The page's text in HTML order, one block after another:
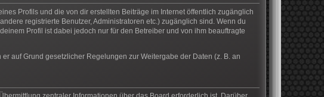
Profils und die von dir erstellten Beiträge im Internet öffentlich zugänglich
registrierte Benutzer, Administratoren etc.) zugänglich sind. Wenn du
Profil ist dabei jedoch nur für den Betreiber und von ihm beauftragte
auf Grund gesetzlicher Regelungen zur Weitergabe der Daten (z. B. an